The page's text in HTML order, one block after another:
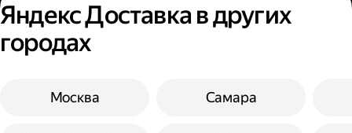
Яндекс Доставка в других
городах
Москва Самара